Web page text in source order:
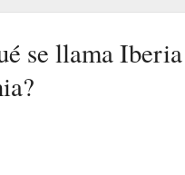
se llama